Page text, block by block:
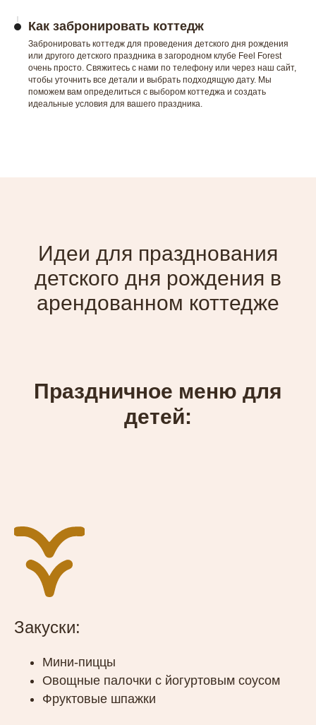
Как забронировать коттедж
Забронировать коттедж для проведения детского дня рождения
или другого детского праздника в загородном клубе Feel Forest
очень просто. Свяжитесь с нами по телефону или через наш сайт,
чтобы уточнить все детали и выбрать подходящую дату. Мы
поможем вам определиться с выбором коттеджа и создать
идеальные условия для вашего праздника.
Идеи для празднования
детского дня рождения в
арендованном коттедже
Праздничное меню для
детей:
Закуски:
Мини-пиццы
Овощные палочки с йогуртовым соусом
Фруктовые шпажки